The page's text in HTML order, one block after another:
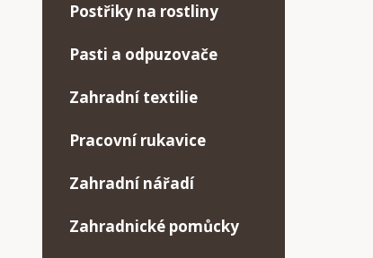
Postřiky na rostliny
Pasti a odpuzovače
Zahradní textilie
Pracovní rukavice
Zahradní nářadí
Zahradnické pomůcky